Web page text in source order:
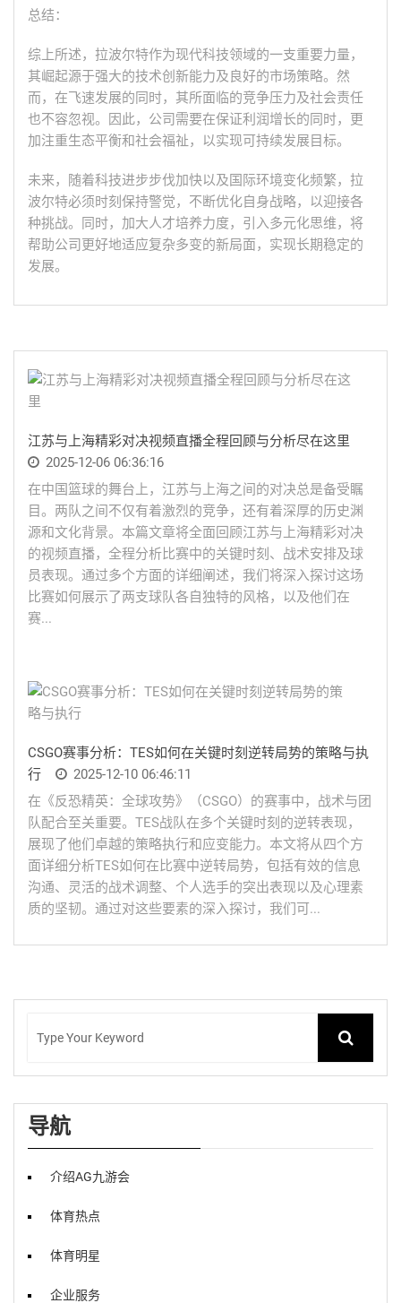
总结：
综上所述，拉波尔特作为现代科技领域的一支重要力量，
其崛起源于强大的技术创新能力及良好的市场策略。然
而，在飞速发展的同时，其所面临的竞争压力及社会责任
也不容忽视。因此，公司需要在保证利润增长的同时，更
加注重生态平衡和社会福祉，以实现可持续发展目标。
未来，随着科技进步步伐加快以及国际环境变化频繁，拉
波尔特必须时刻保持警觉，不断优化自身战略，以迎接各
种挑战。同时，加大人才培养力度，引入多元化思维，将
帮助公司更好地适应复杂多变的新局面，实现长期稳定的
发展。
江苏与上海精彩对决视频直播全程回顾与分析尽在这里
2025-12-06 06:36:16
在中国篮球的舞台上，江苏与上海之间的对决总是备受瞩
目。两队之间不仅有着激烈的竞争，还有着深厚的历史渊
源和文化背景。本篇文章将全面回顾江苏与上海精彩对决
的视频直播，全程分析比赛中的关键时刻、战术安排及球
员表现。通过多个方面的详细阐述，我们将深入探讨这场
比赛如何展示了两支球队各自独特的风格，以及他们在
赛...
CSGO赛事分析：TES如何在关键时刻逆转局势的策略与执
行
2025-12-10 06:46:11
在《反恐精英：全球攻势》（CSGO）的赛事中，战术与团
队配合至关重要。TES战队在多个关键时刻的逆转表现，
展现了他们卓越的策略执行和应变能力。本文将从四个方
面详细分析TES如何在比赛中逆转局势，包括有效的信息
沟通、灵活的战术调整、个人选手的突出表现以及心理素
质的坚韧。通过对这些要素的深入探讨，我们可...
导航
介绍AG九游会
体育热点
体育明星
企业服务